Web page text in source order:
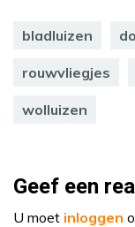
bladluizen
rouwvliegjes
wolluizen
Geef een
U moet inloggen